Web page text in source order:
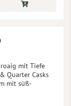
mit Tiefe
Quarter Casks
mit süß-